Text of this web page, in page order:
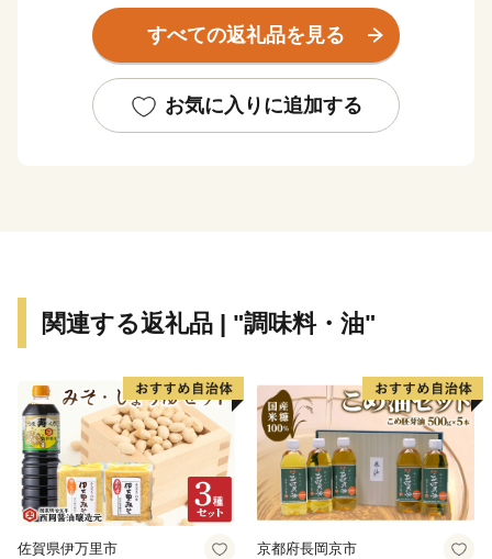
すべての返礼品を見る
お気に入りに追加する
関連する返礼品 | "調味料・油"
佐賀県伊万里市 京都府長岡京市